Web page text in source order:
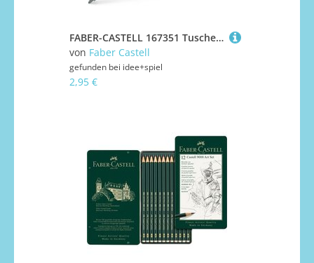
FABER-CASTELL 167351 Tuschestift Pitt Artist Pen Farbe 251 silber
von Faber Castell
gefunden bei idee+spiel
2,95 €